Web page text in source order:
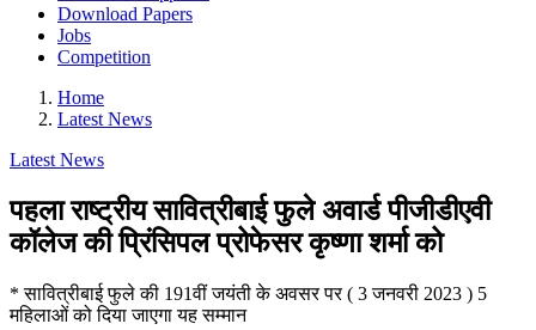
Download Papers
Jobs
Competition
Home
Latest News
Latest News
पहला राष्ट्रीय सावित्रीबाई फुले अवार्ड पीजीडीएवी
कॉलेज की प्रिंसिपल प्रोफेसर कृष्णा शर्मा को
* सावित्रीबाई फुले की 191वीं जयंती के अवसर पर ( 3 जनवरी 2023 ) 5
महिलाओं को दिया जाएगा यह सम्मान